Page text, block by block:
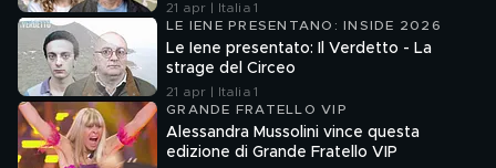
21 apr | Italia 1
LE IENE PRESENTANO: INSIDE 2026
Le Iene presentato: Il Verdetto - La
strage del Circeo
21 apr | Italia 1
GRANDE FRATELLO VIP
Alessandra Mussolini vince questa
edizione di Grande Fratello VIP